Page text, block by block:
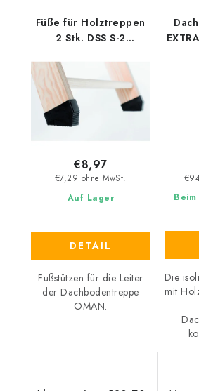
Füße für Holztreppen
2 Stk. DSS S-2
Auf Lager
€7,29 ohne MwSt.
€8,97
DETAIL
Fußstützen für die Leiter
der Dachbodentreppe
OMAN.
Die
mit